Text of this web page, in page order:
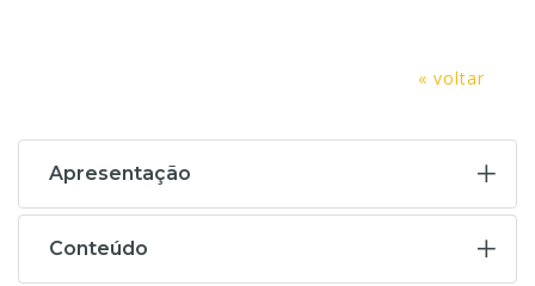
« voltar
Apresentação
Conteúdo